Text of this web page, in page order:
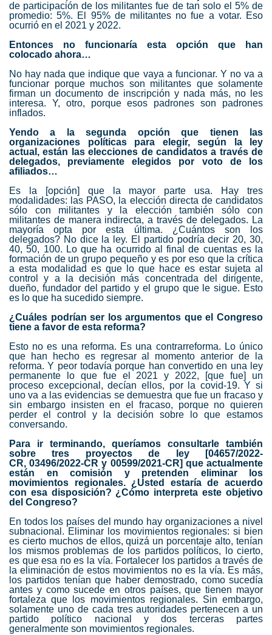
de participación de los militantes fue de tan solo el 5% de
promedio: 5%. El 95% de militantes no fue a votar. Eso
ocurrió en el 2021 y 2022.
Entonces no funcionaría esta opción que han
colocado ahora…
No hay nada que indique que vaya a funcionar. Y no va a
funcionar porque muchos son militantes que solamente
firman un documento de inscripción y nada más, no les
interesa. Y, otro, porque esos padrones son padrones
inflados.
Yendo a la segunda opción que tienen las
organizaciones políticas para elegir, según la ley
actual, están las elecciones de candidatos a través de
delegados, previamente elegidos por voto de los
afiliados…
Es la [opción] que la mayor parte usa. Hay tres
modalidades: las PASO, la elección directa de candidatos
sólo con militantes y la elección también sólo con
militantes de manera indirecta, a través de delegados. La
mayoría opta por esta última. ¿Cuántos son los
delegados? No dice la ley. El partido podría decir 20, 30,
40, 50, 100. Lo que ha ocurrido al final de cuentas es la
formación de un grupo pequeño y es por eso que la crítica
a esta modalidad es que lo que hace es estar sujeta al
control y a la decisión más concentrada del dirigente,
dueño, fundador del partido y el grupo que le sigue. Esto
es lo que ha sucedido siempre.
¿Cuáles podrían ser los argumentos que el Congreso
tiene a favor de esta reforma?
Esto no es una reforma. Es una contrarreforma. Lo único
que han hecho es regresar al momento anterior de la
reforma. Y peor todavía porque han convertido en una ley
permanente lo que fue el 2021 y 2022, [que fue] un
proceso excepcional, decían ellos, por la covid-19. Y si
uno va a las evidencias se demuestra que fue un fracaso y
sin embargo insisten en el fracaso, porque no quieren
perder el control y la decisión sobre lo que estamos
conversando.
Para ir terminando, queríamos consultarle también
sobre tres proyectos de ley [04657/2022-
CR,03496/2022-CR y 00599/2021-CR] que actualmente
están en comisión y pretenden eliminar los
movimientos regionales. ¿Usted estaría de acuerdo
con esa disposición? ¿Cómo interpreta este objetivo
del Congreso?
En todos los países del mundo hay organizaciones a nivel
subnacional. Eliminar los movimientos regionales: si bien
es cierto muchos de ellos, quizá un porcentaje alto, tenían
los mismos problemas de los partidos políticos, lo cierto,
es que esa no es la vía. Fortalecer los partidos a través de
la eliminación de estos movimientos no es la vía. Es más,
los partidos tenían que haber demostrado, como sucedía
antes y como sucede en otros países, que tienen mayor
fortaleza que los movimientos regionales. Sin embargo,
solamente uno de cada tres autoridades pertenecen a un
partido político nacional y dos terceras partes
generalmente son movimientos regionales.